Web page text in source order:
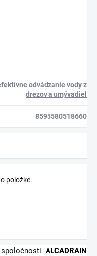
odvádzanie vody z
drezov a umývadiel
8595580518660
položke.
ALCADRAIN